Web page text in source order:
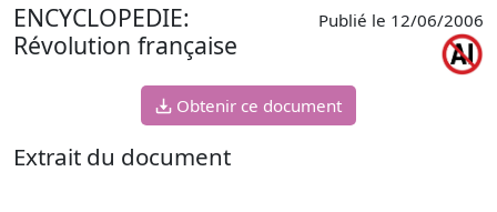
ENCYCLOPEDIE:
Révolution française
Publié le 12/06/2006
Obtenir ce document
Extrait du document